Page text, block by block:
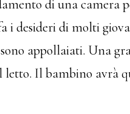
di una camera
i desideri di molti
appollaiati. Una
letto. Il bambino avrà